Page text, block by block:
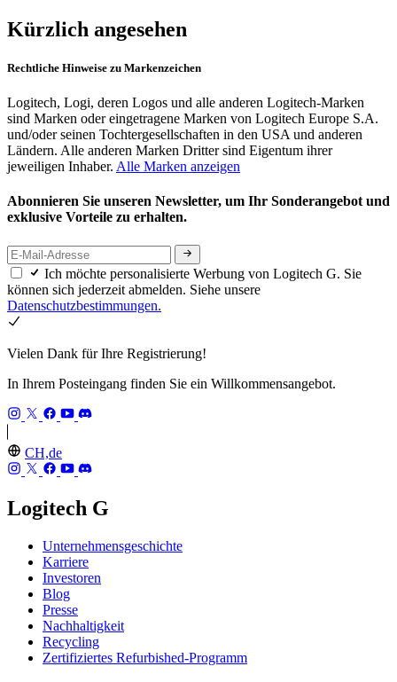
Kürzlich angesehen
Rechtliche Hinweise zu Markenzeichen
Logitech, Logi, deren Logos und alle anderen Logitech-Marken
sind Marken oder eingetragene Marken von Logitech Europe S.A.
und/oder seinen Tochtergesellschaften in den USA und anderen
Ländern. Alle anderen Marken Dritter sind Eigentum ihrer
jeweiligen Inhaber. Alle Marken anzeigen
Abonnieren Sie unseren Newsletter, um Ihr Sonderangebot und
exklusive Vorteile zu erhalten.
Ich möchte personalisierte Werbung von Logitech G. Sie
können sich jederzeit abmelden. Siehe unsere
Datenschutzbestimmungen.
Vielen Dank für Ihre Registrierung!
In Ihrem Posteingang finden Sie ein Willkommensangebot.
CH,de
Logitech G
Unternehmensgeschichte
Karriere
Investoren
Blog
Presse
Nachhaltigkeit
Recycling
Zertifiziertes Refurbished-Programm